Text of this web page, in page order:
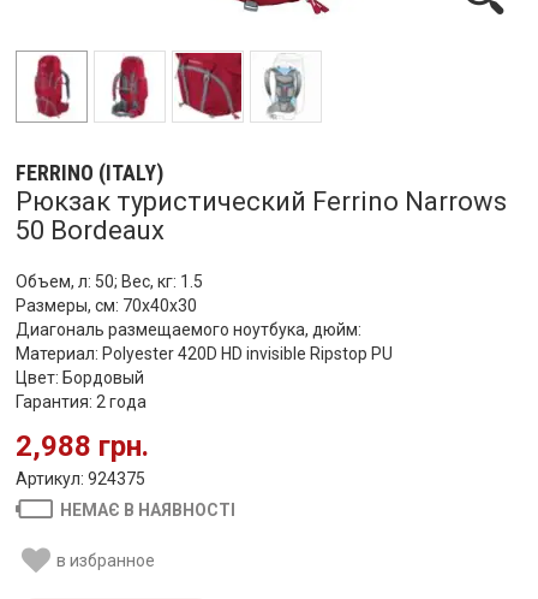
FERRINO (ITALY)
Рюкзак туристический Ferrino Narrows
50 Bordeaux
Объем, л: 50; Вес, кг: 1.5
Размеры, см: 70х40х30
Диагональ размещаемого ноутбука, дюйм:
Материал: Polyester 420D HD invisible Ripstop PU
Цвет: Бордовый
Гарантия: 2 года
2,988 грн.
Артикул: 924375
НЕМАЄ В НАЯВНОСТІ
в избранное